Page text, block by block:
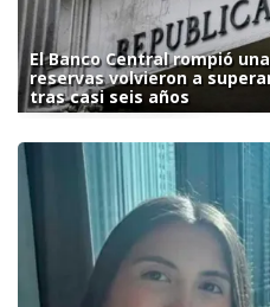
El Banco Central rompió
reservas volvieron a
tras casi seis años